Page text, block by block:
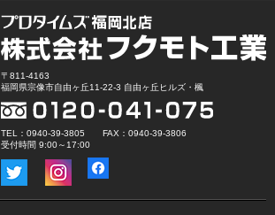
〒811-4163
福岡県宗像市自由ヶ丘11-22-3 自由ヶ丘ヒルズ・楓
TEL：0940-39-3805 FAX：0940-39-3806
受付時間 9:00～17:00